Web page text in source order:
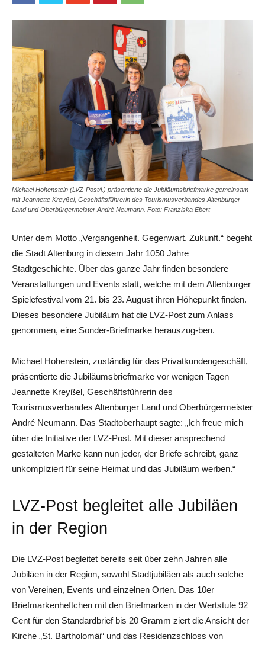
Michael Hohenstein (LVZ-Post/l.) präsentierte die Jubiläumsbriefmarke gemeinsam
mit Jeannette Kreyßel, Geschäftsführerin des Tourismusverbandes Altenburger
Land und Oberbürgermeister André Neumann. Foto: Franziska Ebert
Unter dem Motto „Vergangenheit. Gegenwart. Zukunft.“ begeht
die Stadt Altenburg in diesem Jahr 1050 Jahre
Stadtgeschichte. Über das ganze Jahr finden besondere
Veranstaltungen und Events statt, welche mit dem Altenburger
Spielefestival vom 21. bis 23. August ihren Höhepunkt finden.
Dieses besondere Jubiläum hat die LVZ-Post zum Anlass
genommen, eine Sonder-Briefmarke herauszug-ben.
Michael Hohenstein, zuständig für das Privatkundengeschäft,
präsentierte die Jubiläumsbriefmarke vor wenigen Tagen
Jeannette Kreyßel, Geschäftsführerin des
Tourismusverbandes Altenburger Land und Oberbürgermeister
André Neumann. Das Stadtoberhaupt sagte: „Ich freue mich
über die Initiative der LVZ-Post. Mit dieser ansprechend
gestalteten Marke kann nun jeder, der Briefe schreibt, ganz
unkompliziert für seine Heimat und das Jubiläum werben.“
LVZ-Post begleitet alle Jubiläen
in der Region
Die LVZ-Post begleitet bereits seit über zehn Jahren alle
Jubiläen in der Region, sowohl Stadtjubiläen als auch solche
von Vereinen, Events und einzelnen Orten. Das 10er
Briefmarkenheftchen mit den Briefmarken in der Wertstufe 92
Cent für den Standardbrief bis 20 Gramm ziert die Ansicht der
Kirche „St. Bartholomäi“ und das Residenzschloss von